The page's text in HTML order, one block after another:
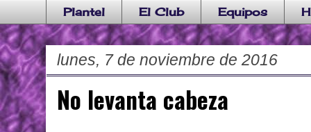
Plantel El Club Equipos
lunes, 7 de noviembre de 2016
No levanta cabeza